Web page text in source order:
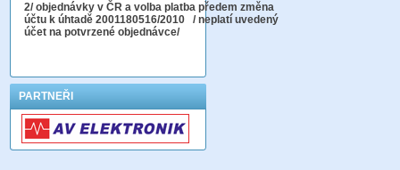
2/ objednávky v ČR a volba platba předem změna
účtu k úhtadě 2001180516/2010 / neplatí uvedený
účet na potvrzené objednávce/
PARTNEŘI